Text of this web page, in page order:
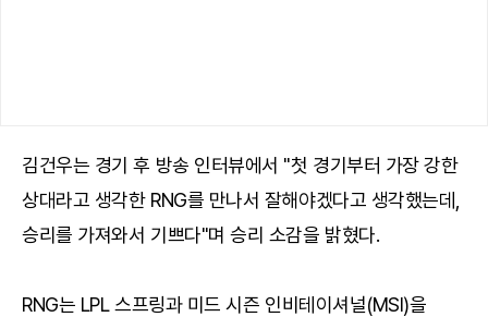
김건우는 경기 후 방송 인터뷰에서 "첫 경기부터 가장 강한
상대라고 생각한 RNG를 만나서 잘해야겠다고 생각했는데,
승리를 가져와서 기쁘다"며 승리 소감을 밝혔다.
RNG는 LPL 스프링과 미드 시즌 인비테이셔널(MSI)을